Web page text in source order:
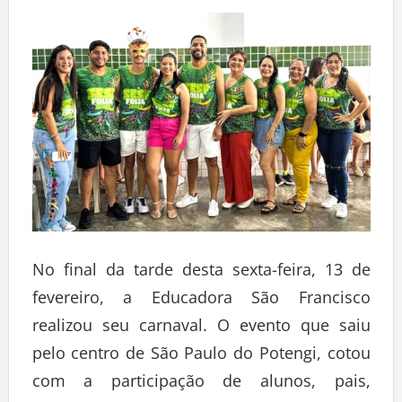
No final da tarde desta sexta-feira, 13 de
fevereiro, a Educadora São Francisco
realizou seu carnaval. O evento que saiu
pelo centro de São Paulo do Potengi, cotou
com a participação de alunos, pais,